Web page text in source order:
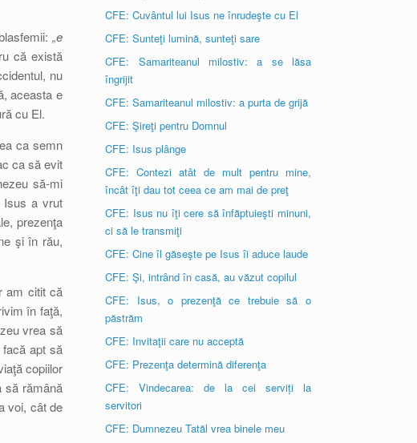
„e
că există
nu
aceasta e
cu El.
ca semn
ca să evit
să-mi
Isus a vrut
prezenţa
şi în rău,
am citit că
în faţă,
vrea să
apt să
copiilor
să rămână
voi, cât de
CFE: Cuvântul lui Isus ne înrudeşte cu El
CFE: Sunteţi lumină, sunteţi sare
CFE: Samariteanul milostiv: a se lăsa
îngrijit
CFE: Samariteanul milostiv: a purta de grijă
CFE: Şireţi pentru Domnul
CFE: Isus plânge
CFE: Contezi atât de mult pentru mine,
încât îţi dau tot ceea ce am mai de preţ
CFE: Isus nu îţi cere să înfăptuieşti minuni,
ci să le transmiţi
CFE: Cine îl găseşte pe Isus îi aduce laude
CFE: Şi, intrând în casă, au văzut copilul
CFE: Isus, o prezenţă ce trebuie să o
păstrăm
CFE: Invitaţii care nu acceptă
CFE: Prezenţa determină diferenţa
CFE: Vindecarea: de la cei serviți la
servitori
CFE: Dumnezeu Tatăl vrea binele meu